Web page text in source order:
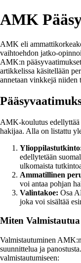
AMK
AMK eli
vaihtoehdon jatko-
AMK:n
artikkelissa käsitellään
annetaan vinkkejä niiden
AMK-koulutus edellyttää
hakijaa. Alla on listattu
edellytetään
ulkomaista
Ammatillinen
voi antaa pohjan
Valintakoe: Osa
joka voi sisältää
Miten
Valmistautuminen
suunnittelua ja
valmistautumiseen: